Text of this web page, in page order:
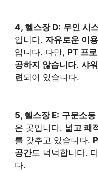
4, 헬스장 D: 무인 시
입니다. 자유로운 이
입니다. 다만, PT 프
공하지 않습니다. 샤
련되어 있습니다.
5, 헬스장 E: 구문소동
은 곳입니다. 넓고 쾌
를 갖추고 있습니다.
공간도 넉넉합니다.
다.